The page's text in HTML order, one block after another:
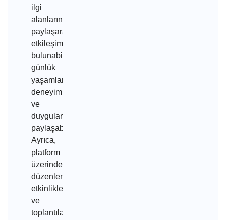
ilgi
alanlarını
paylaşarak
etkileşimde
bulunabilir,
günlük
yaşamlarında
deneyimlerini
ve
duygularını
paylaşabilirler.
Ayrıca,
platform
üzerinde
düzenlenen
etkinlikler
ve
toplantılar,